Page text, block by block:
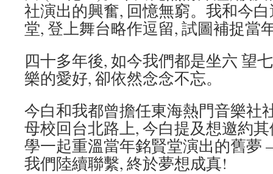
社演出的興奮, 回憶無窮。我和今
堂, 登上舞台略作逗留, 試圖補捉當
四十多年後, 如今我們都是坐六 望
樂的愛好, 卻依然念念不忘。
今白和我都曾擔任東海熱門音樂社
母校回台北路上, 今白提及想邀約
學一起重溫當年銘賢堂演出的舊夢
我們陸續聯繫, 終於夢想成真!